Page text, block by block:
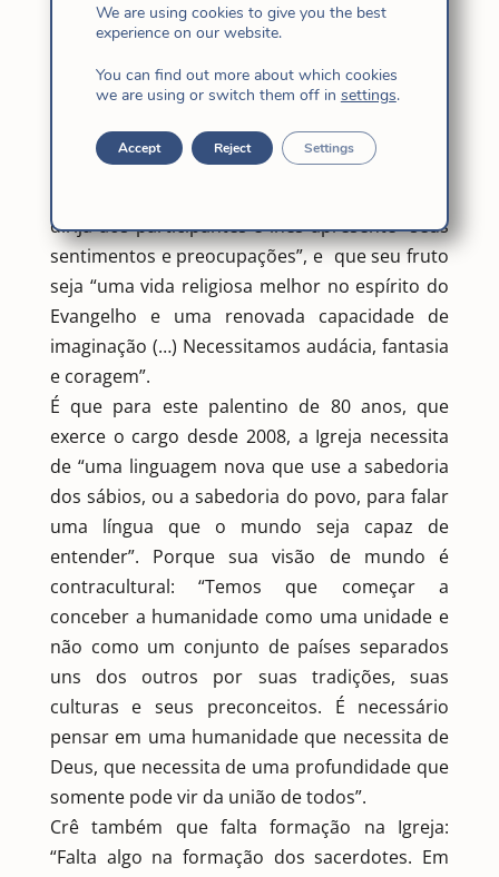
acontecido o improvável, a eleição de um
Superior Geral no pontificado do Papa
Francisco, também ele jesuíta e, portanto, bom
conhecedor da Companhia, adquire um
significado especial”.
Nicolás espera da Congregação Geral, além de
dirija aos participantes e lhes apresente “seus
sentimentos e preocupações”, e que seu fruto
seja “uma vida religiosa melhor no espírito do
Evangelho e uma renovada capacidade de
imaginação (…) Necessitamos audácia, fantasia
e coragem”.
É que para este palentino de 80 anos, que
exerce o cargo desde 2008, a Igreja necessita
de “uma linguagem nova que use a sabedoria
dos sábios, ou a sabedoria do povo, para falar
uma língua que o mundo seja capaz de
entender”. Porque sua visão de mundo é
contracultural: “Temos que começar a
conceber a humanidade como uma unidade e
não como um conjunto de países separados
uns dos outros por suas tradições, suas
culturas e seus preconceitos. É necessário
pensar em uma humanidade que necessita de
Deus, que necessita de uma profundidade que
somente pode vir da união de todos”.
Crê também que falta formação na Igreja:
“Falta algo na formação dos sacerdotes. Em
We are using cookies to give you the best
experience on our website.
You can find out more about which cookies
we are using or switch them off in settings.
Accept Reject Settings